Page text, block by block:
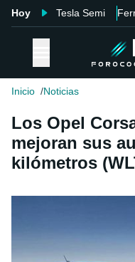
Hoy Tesla Semi
Inicio Noticias
Los Opel
mejoran sus
kilómetros